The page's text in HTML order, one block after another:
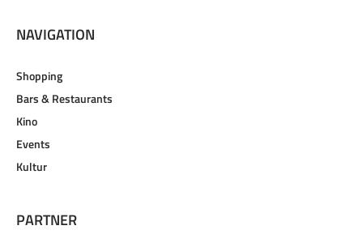
NAVIGATION
Shopping
Bars & Restaurants
Kino
Events
Kultur
PARTNER